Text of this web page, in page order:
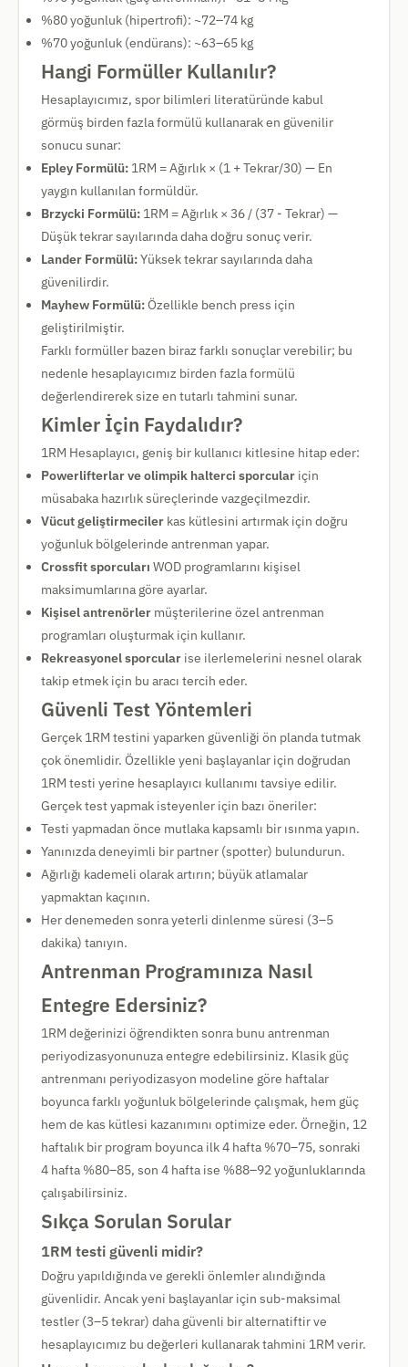
%80 yoğunluk (hipertrofi): ~72–74 kg
%70 yoğunluk (endürans): ~63–65 kg
Hangi Formüller Kullanılır?
Hesaplayıcımız, spor bilimleri literatüründe kabul
görmüş birden fazla formülü kullanarak en güvenilir
sonucu sunar:
Epley Formülü: 1RM = Ağırlık × (1 + Tekrar/30) — En
yaygın kullanılan formüldür.
Brzycki Formülü: 1RM = Ağırlık × 36 / (37 - Tekrar) —
Düşük tekrar sayılarında daha doğru sonuç verir.
Lander Formülü:Yüksek tekrar sayılarında daha
güvenilirdir.
Mayhew Formülü:Özellikle bench press için
geliştirilmiştir.
Farklı formüller bazen biraz farklı sonuçlar verebilir; bu
nedenle hesaplayıcımız birden fazla formülü
değerlendirerek size en tutarlı tahmini sunar.
Kimler İçin Faydalıdır?
1RM Hesaplayıcı, geniş bir kullanıcı kitlesine hitap eder:
Powerlifterlar ve olimpik halterci sporcular için
müsabaka hazırlık süreçlerinde vazgeçilmezdir.
Vücut geliştirmeciler kas kütlesini artırmak için doğru
yoğunluk bölgelerinde antrenman yapar.
Crossfit sporcuları WOD programlarını kişisel
maksimumlarına göre ayarlar.
Kişisel antrenörler müşterilerine özel antrenman
programları oluşturmak için kullanır.
Rekreasyonel sporcular ise ilerlemelerini nesnel olarak
takip etmek için bu aracı tercih eder.
Güvenli Test Yöntemleri
Gerçek 1RM testini yaparken güvenliği ön planda tutmak
çok önemlidir. Özellikle yeni başlayanlar için doğrudan
1RM testi yerine hesaplayıcı kullanımı tavsiye edilir.
Gerçek test yapmak isteyenler için bazı öneriler:
Testi yapmadan önce mutlaka kapsamlı bir ısınma yapın.
Yanınızda deneyimli bir partner (spotter) bulundurun.
Ağırlığı kademeli olarak artırın; büyük atlamalar
yapmaktan kaçının.
Her denemeden sonra yeterli dinlenme süresi (3–5
dakika) tanıyın.
Antrenman Programınıza Nasıl
Entegre Edersiniz?
1RM değerinizi öğrendikten sonra bunu antrenman
periyodizasyonunuza entegre edebilirsiniz. Klasik güç
antrenmanı periyodizasyon modeline göre haftalar
boyunca farklı yoğunluk bölgelerinde çalışmak, hem güç
hem de kas kütlesi kazanımını optimize eder. Örneğin, 12
haftalık bir program boyunca ilk 4 hafta %70–75, sonraki
4 hafta %80–85, son 4 hafta ise %88–92 yoğunluklarında
çalışabilirsiniz.
Sıkça Sorulan Sorular
1RM testi güvenli midir?
Doğru yapıldığında ve gerekli önlemler alındığında
güvenlidir. Ancak yeni başlayanlar için sub-maksimal
testler (3–5 tekrar) daha güvenli bir alternatiftir ve
hesaplayıcımız bu değerleri kullanarak tahmini 1RM verir.